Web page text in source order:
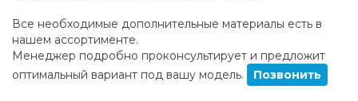
Все необходимые дополнительные материалы есть в
нашем ассортименте.
Менеджер подробно проконсультирует и предложит
оптимальный вариант под вашу модель.
Позвонить